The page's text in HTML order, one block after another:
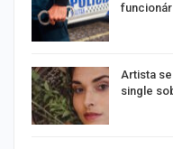
Artista
single